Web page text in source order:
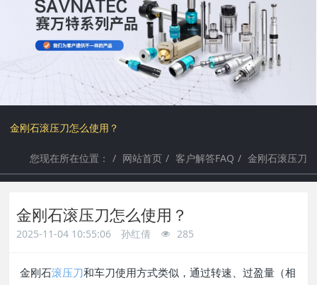
e
S
e
r
h
e
S
e
r
金刚石滚压刀怎么使用？
您现在所在位置： 网站首页 客户解答FAQ 金刚石滚压刀
金刚石滚压刀怎么使用？
2025-11-04 10:55:06 孙红倩 285
金刚石滚压刀和车刀使用方式类似，通过转速、过盈量（相